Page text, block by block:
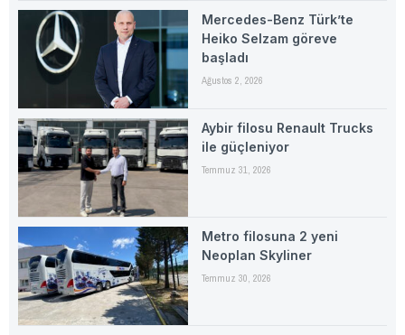
Mercedes-Benz Türk’te
Heiko Selzam göreve
başladı
Ağustos 2, 2026
Aybir filosu Renault Trucks
ile güçleniyor
Temmuz 31, 2026
Metro filosuna 2 yeni
Neoplan Skyliner
Temmuz 30, 2026